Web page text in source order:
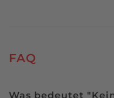
FAQ
Was bedeutet